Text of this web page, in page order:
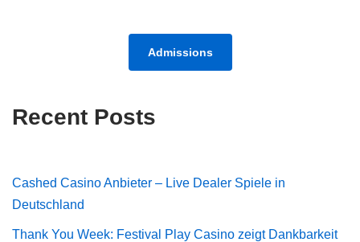
Admissions
Recent Posts
Cashed Casino Anbieter – Live Dealer Spiele in
Deutschland
Thank You Week: Festival Play Casino zeigt Dankbarkeit